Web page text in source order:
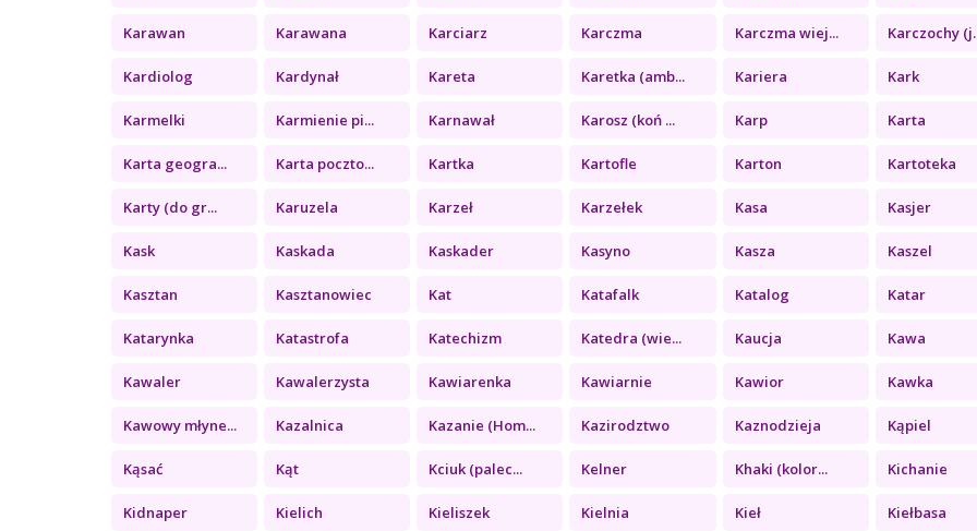
Karawan Karawana Karciarz Karczma Karczma wiej... Karczochy
Kardiolog Kardynał Kareta Karetka (amb... Kariera Kark
Karmelki Karmienie pi... Karnawał Karosz (koń ... Karp Karta
Karta geogra... Karta poczto... Kartka Kartofle Karton Kartoteka
Karty (do gr... Karuzela Karzeł Karzełek Kasa Kasjer
Kask Kaskada Kaskader Kasyno Kasza Kaszel
Kasztan Kasztanowiec Kat Katafalk Katalog Katar
Katarynka Katastrofa Katechizm Katedra (wie... Kaucja Kawa
Kawaler Kawalerzysta Kawiarenka Kawiarnie Kawior Kawka
Kawowy młyne... Kazalnica Kazanie (Hom... Kazirodztwo Kaznodzieja Kąpiel
Kąsać Kąt Kciuk (palec... Kelner Khaki (kolor... Kichanie
Kidnaper Kielich Kieliszek Kielnia Kieł Kiełbasa